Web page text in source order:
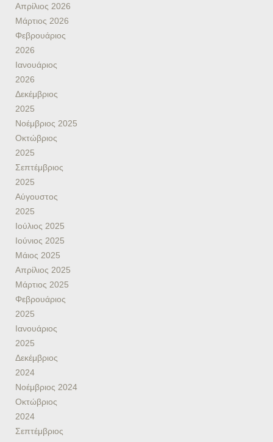
Απρίλιος 2026
Μάρτιος 2026
Φεβρουάριος
2026
Ιανουάριος
2026
Δεκέμβριος
2025
Νοέμβριος 2025
Οκτώβριος
2025
Σεπτέμβριος
2025
Αύγουστος
2025
Ιούλιος 2025
Ιούνιος 2025
Μάιος 2025
Απρίλιος 2025
Μάρτιος 2025
Φεβρουάριος
2025
Ιανουάριος
2025
Δεκέμβριος
2024
Νοέμβριος 2024
Οκτώβριος
2024
Σεπτέμβριος